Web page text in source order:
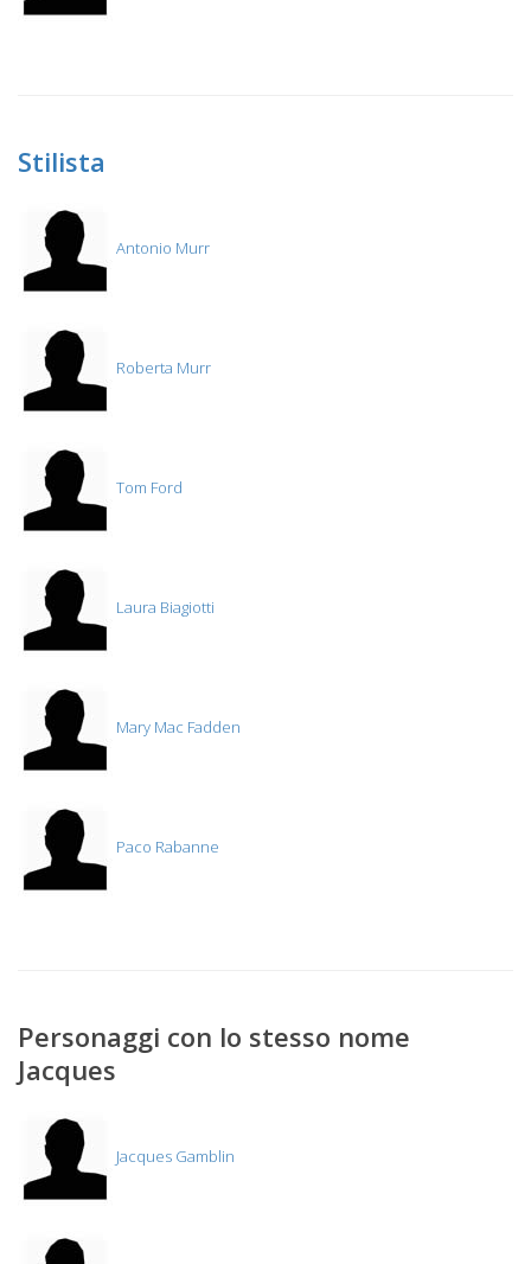
Stilista
Antonio Murr
Roberta Murr
Tom Ford
Laura Biagiotti
Mary Mac Fadden
Paco Rabanne
Personaggi con lo stesso nome
Jacques
Jacques Gamblin